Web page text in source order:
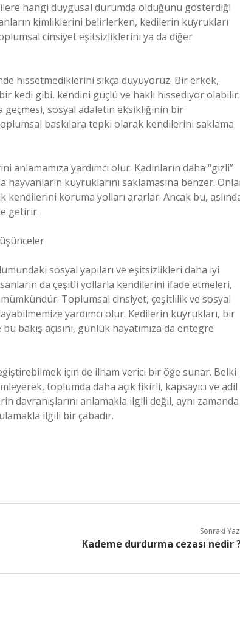
hangi duygusal durumda olduğunu gösterdiği
kimliklerini belirlerken, kedilerin kuyrukları
cinsiyet eşitsizliklerini ya da diğer
hissetmediklerini sıkça duyuyoruz. Bir erkek,
kedi gibi, kendini güçlü ve haklı hissediyor olabilir.
geçmesi, sosyal adaletin eksikliğinin bir
baskılara tepki olarak kendilerini saklama
yardımcı olur. Kadınların daha “gizli”
kuyruklarını saklamasına benzer.
koruma yolları ararlar. Ancak bu,
getirir.
sosyal yapıları ve eşitsizlikleri daha iyi
da çeşitli yollarla kendilerini ifade etmeleri,
Toplumsal cinsiyet, çeşitlilik ve sosyal
yardımcı olur. Kedilerin kuyrukları, bir
bakış açısını, günlük hayatımıza da entegre
için de ilham verici bir öğe sunar. Belki
toplumda daha açık fikirli, kapsayıcı ve adil
davranışlarını anlamakla ilgili değil, aynı zamanda
ilgili bir çabadır.
Sonraki
Kademe durdurma cezası nedir